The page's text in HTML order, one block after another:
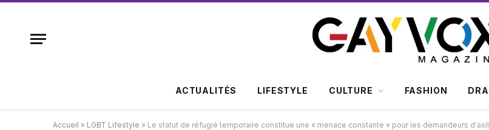
ACTUALITÉS LIFESTYLE CULTURE FASHION
Accueil » LGBT Lifestyle » Le statut de réfugié temporaire constitue une « menace constante » pour les demandeurs